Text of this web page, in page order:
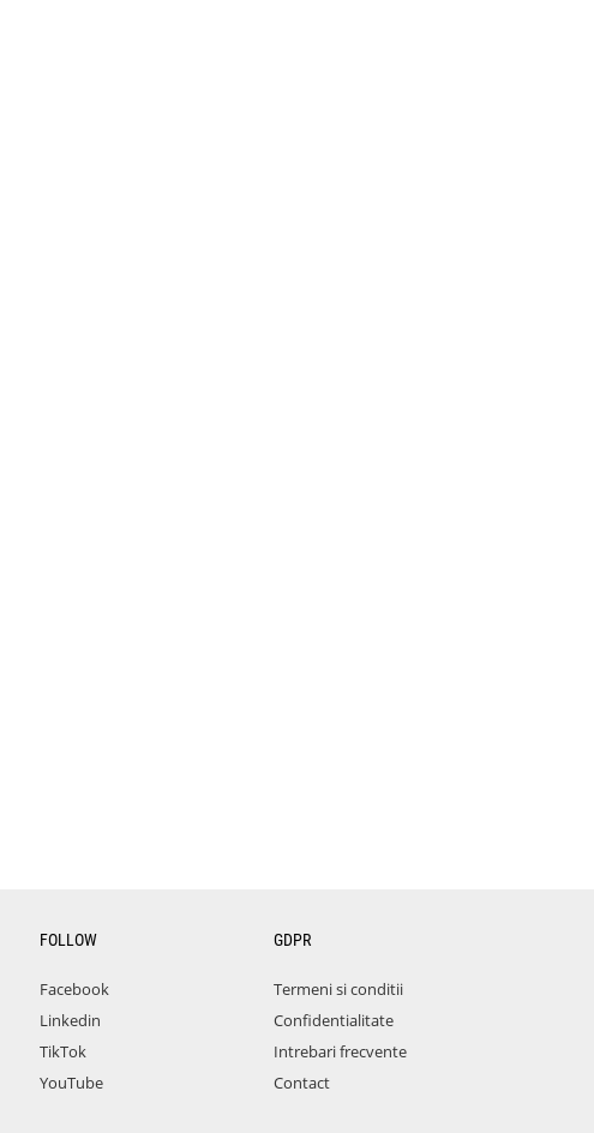
FOLLOW
Facebook
Linkedin
TikTok
YouTube
GDPR
Termeni si conditii
Confidentialitate
Intrebari frecvente
Contact